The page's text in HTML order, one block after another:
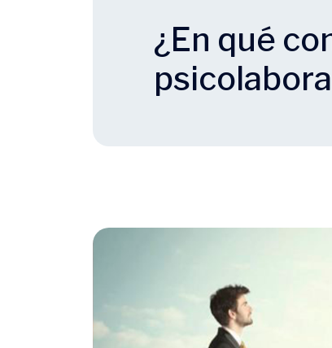
¿En qué